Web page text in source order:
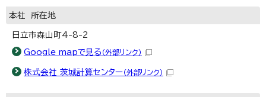
本社 所在地
日立市森山町4-8-2
Google mapで見る （外部リンク）
株式会社 茨城計算センター（外部リンク）